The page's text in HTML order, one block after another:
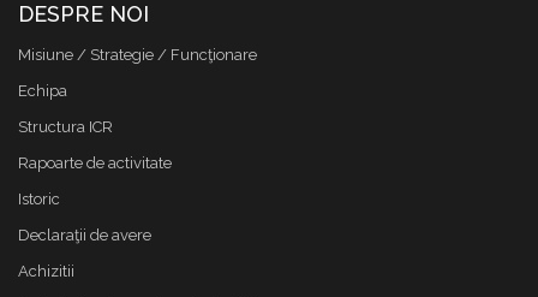
DESPRE NOI
Misiune / Strategie / Funcţionare
Echipa
Structura ICR
Rapoarte de activitate
Istoric
Declaraţii de avere
Achizitii